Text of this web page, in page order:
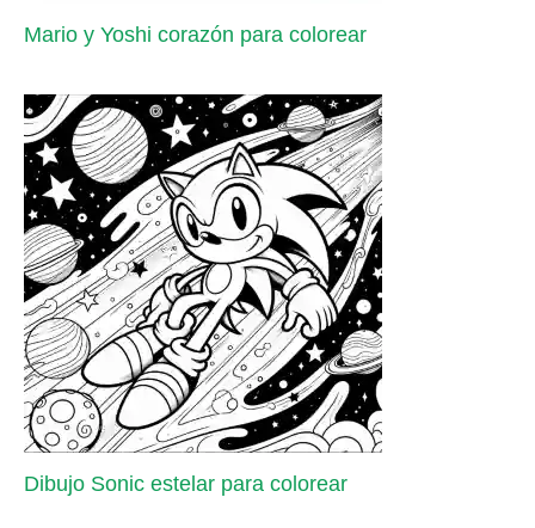
Mario y Yoshi corazón para colorear
Dibujo Sonic estelar para colorear